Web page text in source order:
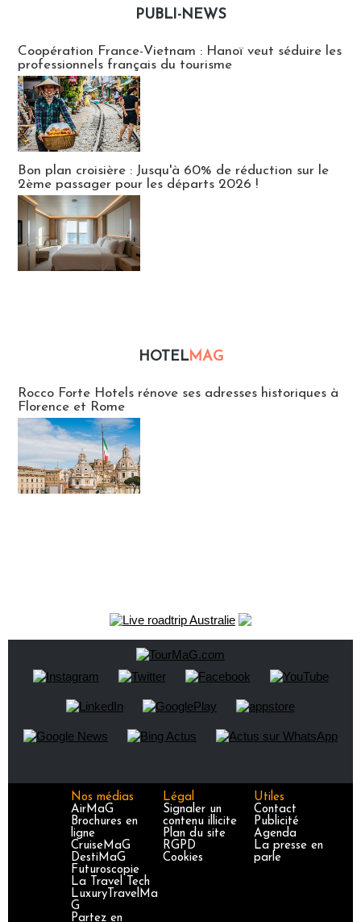
PUBLI-NEWS
Coopération France-Vietnam : Hanoï veut séduire les
professionnels français du tourisme
Bon plan croisière : Jusqu'à 60% de réduction sur le
2ème passager pour les départs 2026 !
HOTELMAG
Rocco Forte Hotels rénove ses adresses historiques à
Florence et Rome
Nos médias
AirMaG
Brochures en
ligne
CruiseMaG
DestiMaG
Futuroscopie
La Travel Tech
LuxuryTravelMa
G
Partez en
Légal
Signaler un
contenu illicite
Plan du site
RGPD
Cookies
Utiles
Contact
Publicité
Agenda
La presse en
parle